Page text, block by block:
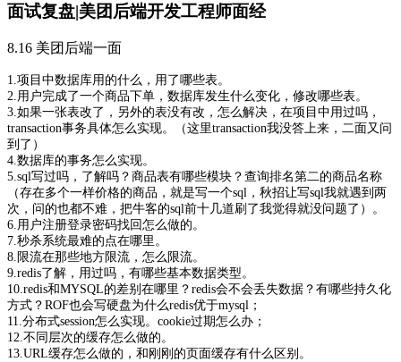
面试复盘|美团后端开发工程师面经
8.16 美团后端一面
1.项目中数据库用的什么，用了哪些表。
2.用户完成了一个商品下单，数据库发生什么变化，修改哪些表。
3.如果一张表改了，另外的表没有改，怎么解决，在项目中用过吗，
transaction事务具体怎么实现。（这里transaction我没答上来，二面又问
到了）
4.数据库的事务怎么实现。
5.sql写过吗，了解吗？商品表有哪些模块？查询排名第二的商品名称
（存在多个一样价格的商品，就是写一个sql，秋招让写sql我就遇到两
次，问的也都不难，把牛客的sql前十几道刷了我觉得就没问题了）。
6.用户注册登录密码找回怎么做的。
7.秒杀系统最难的点在哪里。
8.限流在那些地方限流，怎么限流。
9.redis了解，用过吗，有哪些基本数据类型。
10.redis和MYSQL的差别在哪里？redis会不会丢失数据？有哪些持久化
方式？ROF也会写硬盘为什么redis优于mysql；
11.分布式session怎么实现。cookie过期怎么办；
12.不同层次的缓存怎么做的。
13.URL缓存怎么做的，和刚刚的页面缓存有什么区别。